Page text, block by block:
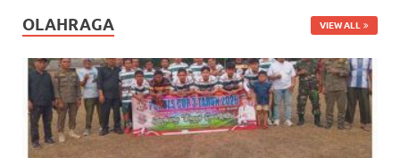
OLAHRAGA VIEW ALL